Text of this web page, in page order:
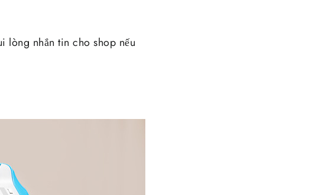
lòng nhắn tin cho shop nếu